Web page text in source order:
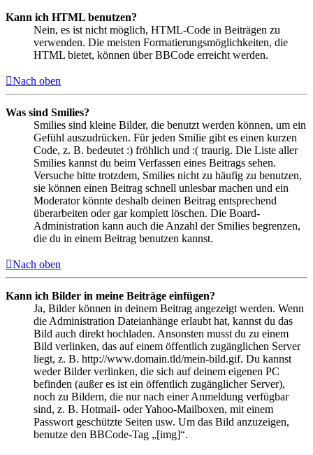
Kann ich HTML benutzen?
Nein, es ist nicht möglich, HTML-Code in Beiträgen zu
verwenden. Die meisten Formatierungsmöglichkeiten, die
HTML bietet, können über BBCode erreicht werden.
Nach oben
Was sind Smilies?
Smilies sind kleine Bilder, die benutzt werden können, um ein
Gefühl auszudrücken. Für jeden Smilie gibt es einen kurzen
Code, z. B. bedeutet :) fröhlich und :( traurig. Die Liste aller
Smilies kannst du beim Verfassen eines Beitrags sehen.
Versuche bitte trotzdem, Smilies nicht zu häufig zu benutzen,
sie können einen Beitrag schnell unlesbar machen und ein
Moderator könnte deshalb deinen Beitrag entsprechend
überarbeiten oder gar komplett löschen. Die Board-
Administration kann auch die Anzahl der Smilies begrenzen,
die du in einem Beitrag benutzen kannst.
Nach oben
Kann ich Bilder in meine Beiträge einfügen?
Ja, Bilder können in deinem Beitrag angezeigt werden. Wenn
die Administration Dateianhänge erlaubt hat, kannst du das
Bild auch direkt hochladen. Ansonsten musst du zu einem
Bild verlinken, das auf einem öffentlich zugänglichen Server
liegt, z. B. http://www.domain.tld/mein-bild.gif. Du kannst
weder Bilder verlinken, die sich auf deinem eigenen PC
befinden (außer es ist ein öffentlich zugänglicher Server),
noch zu Bildern, die nur nach einer Anmeldung verfügbar
sind, z. B. Hotmail- oder Yahoo-Mailboxen, mit einem
Passwort geschützte Seiten usw. Um das Bild anzuzeigen,
benutze den BBCode-Tag „[img]“.